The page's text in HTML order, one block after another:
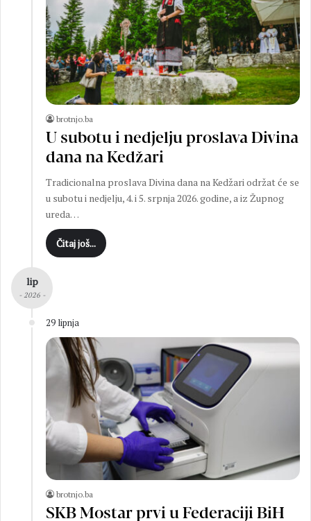
brotnjo.ba
U subotu i nedjelju proslava Divina
dana na Kedžari
Tradicionalna proslava Divina dana na Kedžari održat će se
u subotu i nedjelju, 4. i 5. srpnja 2026. godine, a iz Župnog
ureda…
Čitaj još...
lip
- 2026 -
29 lipnja
brotnjo.ba
SKB Mostar prvi u Federaciji BiH